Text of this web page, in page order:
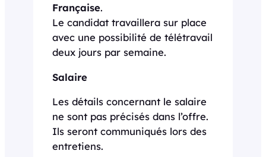
Française.
Le candidat travaillera sur place
avec une possibilité de télétravail
deux jours par semaine.
Salaire
Les détails concernant le salaire
ne sont pas précisés dans l’offre.
Ils seront communiqués lors des
entretiens.